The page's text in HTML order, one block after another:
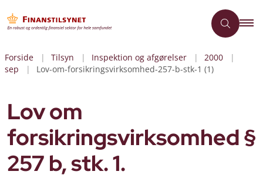
Forside Tilsyn Inspektion og afgørelser
2000
sep
Lov-om-forsikringsvirksomhed-257-b-stk-1 (1)
Lov om
forsikringsvirksomhed §
257 b, stk. 1.